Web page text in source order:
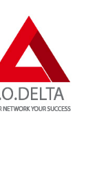
di scena di